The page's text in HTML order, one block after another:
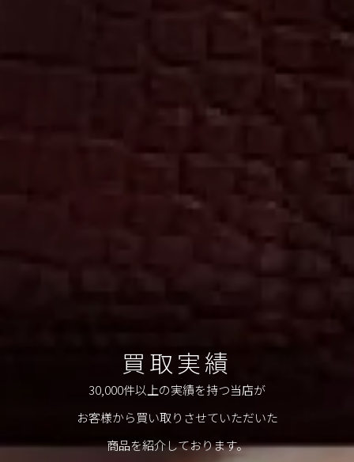
買取実績
30,000件以上の実績を持つ当店が
お客様から買い取りさせていただいた
商品を紹介しております。